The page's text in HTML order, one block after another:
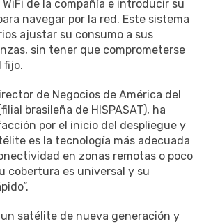
de la compañía e introducir su
navegar por la red. Este sistema
ajustar su consumo a sus
sin tener que comprometerse
fijo.
de Negocios de América del
brasileña de HISPASAT), ha
por el inicio del despliegue y
es la tecnología más adecuada
en zonas remotas o poco
cobertura es universal y su
satélite de nueva generación y